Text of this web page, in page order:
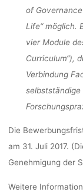
of
Life“ möglich.
vier Module
Curriculum“),
Verbindung
Die
am 31. Juli 2017.
Genehmigung der
Weitere